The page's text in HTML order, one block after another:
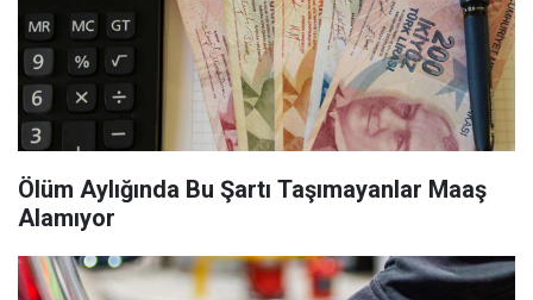
Ölüm Aylığında Bu Şartı Taşımayanlar Maaş
Alamıyor